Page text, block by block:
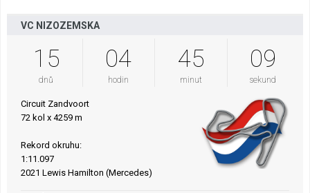
VC NIZOZEMSKA
15
dnů
04
hodin
45
minut
08
sekund
Circuit Zandvoort
72 kol x 4259 m
Rekord okruhu:
1:11.097
2021 Lewis Hamilton (Mercedes)